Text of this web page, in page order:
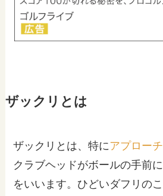
ザックリとは
ザックリとは、特にアプローチ
クラブヘッドがボールの手前
をいいます。ひどいダフリの